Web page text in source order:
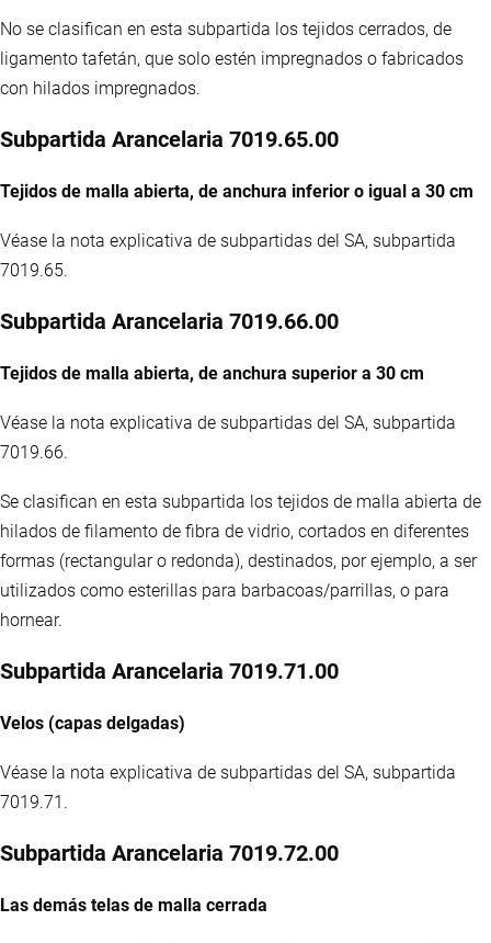
No se clasifican en esta subpartida los tejidos cerrados, de
ligamento tafetán, que solo estén impregnados o fabricados
con hilados impregnados.
Subpartida Arancelaria 7019.65.00
Tejidos de malla abierta, de anchura inferior o igual a 30 cm
Véase la nota explicativa de subpartidas del SA, subpartida
7019.65.
Subpartida Arancelaria 7019.66.00
Tejidos de malla abierta, de anchura superior a 30 cm
Véase la nota explicativa de subpartidas del SA, subpartida
7019.66.
Se clasifican en esta subpartida los tejidos de malla abierta de
hilados de filamento de fibra de vidrio, cortados en diferentes
formas (rectangular o redonda), destinados, por ejemplo, a ser
utilizados como esterillas para barbacoas/parrillas, o para
hornear.
Subpartida Arancelaria 7019.71.00
Velos (capas delgadas)
Véase la nota explicativa de subpartidas del SA, subpartida
7019.71.
Subpartida Arancelaria 7019.72.00
Las demás telas de malla cerrada